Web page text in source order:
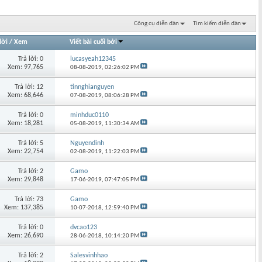
Công cụ diễn đàn Tìm kiếm diễn đàn
/ Xem Viết bài cuối bởi
Trả lời: 0
Xem: 97,765
lucasyeah12345
08-08-2019,02:26:02 PM
Trả lời: 12
Xem: 68,646
tinnghianguyen
07-08-2019,08:06:28 PM
Trả lời: 0
Xem: 18,281
minhduc0110
05-08-2019, 11:30:34 AM
Trả lời: 5
Xem: 22,754
Nguyendinh
02-08-2019, 11:22:03 PM
Trả lời: 2
Xem: 29,848
Gamo
17-06-2019,07:47:05 PM
Trả lời: 73
Xem: 137,385
Gamo
10-07-2018, 12:59:40 PM
Trả lời: 0
Xem: 26,690
dvcao123
28-06-2018, 10:14:20 PM
Trả lời: 2
Salesvinhhao